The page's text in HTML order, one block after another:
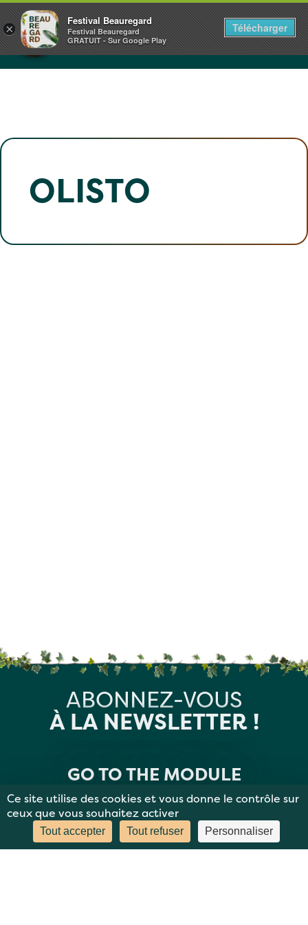
Panneau de gestion des cookies
Ce site utilise des cookies et vous donne le contrôle sur
ceux que vous souhaitez activer
Tout accepter Tout refuser Personnaliser
CHÂTEAU DE BEAUREGARD
NORMANDIE
1+2.3.4.5 JUILLET 2026
OLISTO
ABONNEZ-VOUS
À LA NEWSLETTER !
GO TO THE MODULE
×
Festival Beauregard
Festival Beauregard
GRATUIT - Sur Google Play
Télécharger